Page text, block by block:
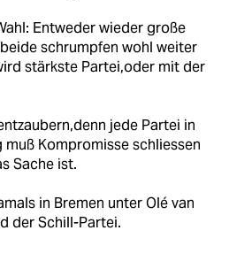
Entweder wieder große
schrumpfen wohl weiter
stärkste Partei,oder mit der
jede Partei in
muß Kompromisse schliessen
Sache ist.
in Bremen unter Olé van
der Schill-Partei.